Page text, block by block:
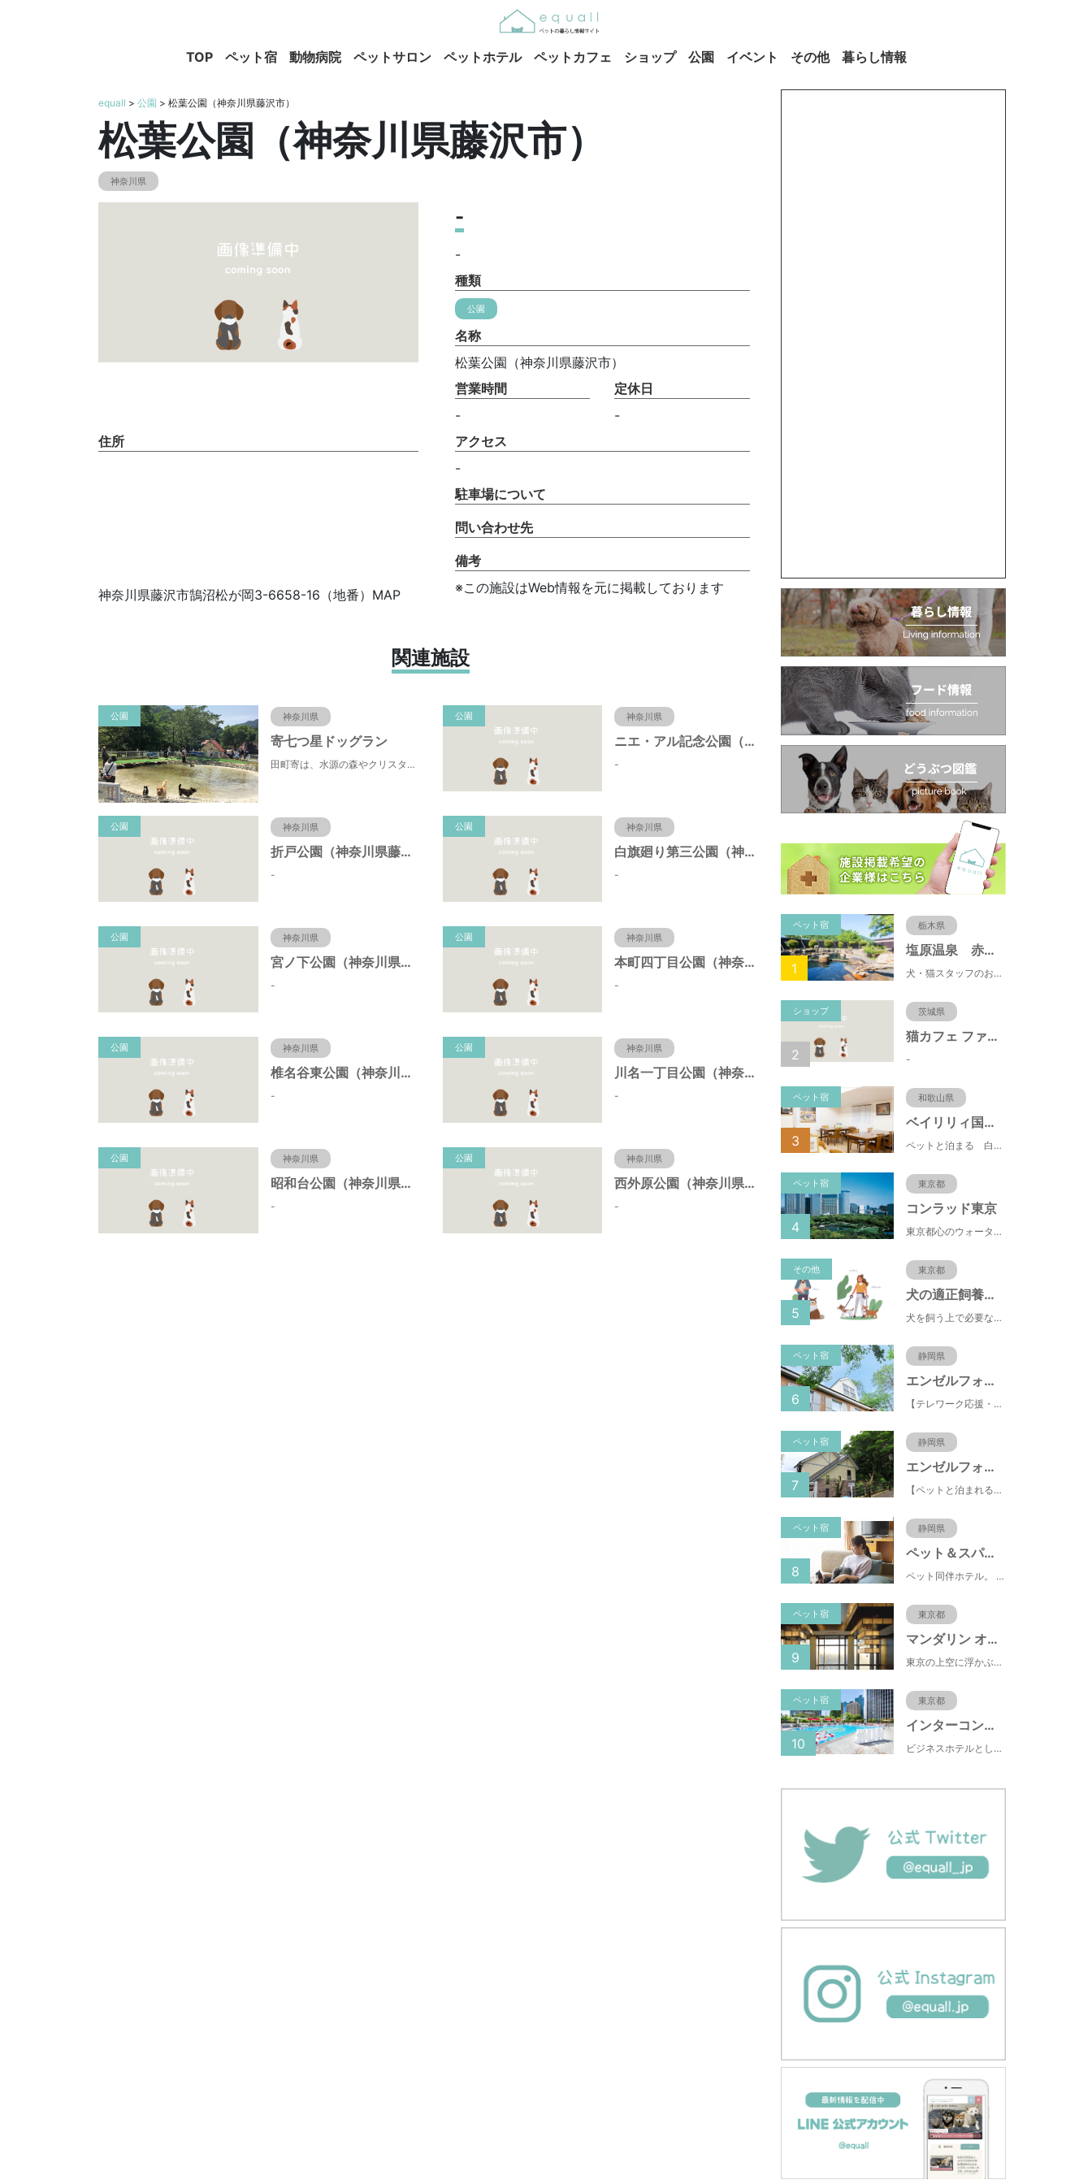
TOP ペット宿 動物病院 ペットサロン ペットホテル ペットカフェ ショップ 公園 イベント その他 暮らし情報
equall > 公園 > 松葉公園（神奈川県藤沢市）
松葉公園（神奈川県藤沢市）
神奈川県
-
-
種類
公園
名称
松葉公園（神奈川県藤沢市）
営業時間
-
定休日
-
住所
神奈川県藤沢市鵠沼松が岡3-6658-16（地番）MAP
アクセス
-
駐車場について
問い合わせ先
備考
※この施設はWeb情報を元に掲載しております
関連施設
公園 神奈川県
寄七つ星ドッグラン
田町寄は、水源の森やクリスタルな清流 、 満天の星空などの豊かな自然に包まれ、 食や農、芸術の魅力あふれる川の里です。 ドッグランエリアを中心とした『やどりき七つ星ヴィレッジ』を ゆっくりお楽しみください。
公園 神奈川県
ニエ・アル記念公園（神奈川県藤沢市）
-
公園 神奈川県
折戸公園（神奈川県藤沢市）
-
公園 神奈川県
白旗廻り第三公園（神奈川県藤沢市）
-
公園 神奈川県
宮ノ下公園（神奈川県藤沢市）
-
公園 神奈川県
本町四丁目公園（神奈川県藤沢市）
-
公園 神奈川県
椎名谷東公園（神奈川県藤沢市）
-
公園 神奈川県
川名一丁目公園（神奈川県藤沢市）
-
公園 神奈川県
昭和台公園（神奈川県藤沢市）
-
公園 神奈川県
西外原公園（神奈川県藤沢市）
-
ペット宿 栃木県
塩原温泉 赤沢温泉旅館
犬・猫スタッフのおもてニャしが魅力のひとつ♪大自然に囲まれた隠れ家的宿で癒やしの休日を。
1
ショップ 茨城県
猫カフェ ファミリーズ
-
2
ペット宿 和歌山県
ベイリリィ国民宿舎しらゆり荘
ペットと泊まる 白浜温泉 ベイリリィ国民宿舎しらゆり荘
3
ペット宿 東京都
コンラッド東京
東京都心のウォーターフロントに位置し、都内全域へのアクセスへも便利なコンラッド東京は、銀座や新橋へ徒歩圏内、明治神宮や浅草、六本木などの観光・ショッピングエリアにもアクセス至便。また、東京駅まで10分、羽田空港まで25分、丸の内などの主要ビジネス街へのアクセスにも優れ、ビジネスにも最適のロケーションです。
4
その他 東京都
犬の適正飼養クイズ
犬を飼う上で必要な責任やマナー、健康管理について学ぶことができます。
5
ペット宿 静岡県
エンゼルフォレスト伊豆スカイライン
【テレワーク応援・ペットと泊まれる】ゴルフ場隣接のまるごと貸切別荘（自炊OK）
6
ペット宿 静岡県
エンゼルフォレスト伊豆高原(赤沢望洋台)
【ペットと泊まれる】源泉かけ流し温泉付の1棟貸切別荘（自炊OK）全別荘内装リフォーム済み♪
7
ペット宿 静岡県
ペット＆スパホテル伊豆高原
ペット同伴ホテル。 快適な施設と癒しの温泉、京風懐石をご堪能ください。
8
ペット宿 東京都
マンダリン オリエンタル 東京
東京の上空に浮かぶマンダリン オリエンタル 東京は、眼下にすばらしい風景が広がるラグジュアリーな5つ星ホテルです。凜とした風格ある佇まいと和モダンのスタイルに、最新鋭のテクノロジー、定評あるスパ、驚きと感動に満ちた食体験、卓越したサービスを融合させ、真心を込めてお客さまをおもてなしいたします。
9
ペット宿 東京都
インターコンチネンタル東京ベイ
ビジネスホテルとして有名な東横INN(東横イン)がペットと一緒に泊まれるプランをスタートしました。東横INNは、ペット専用Instagramもスタートしており、飼い主の間で話題になっています。
10